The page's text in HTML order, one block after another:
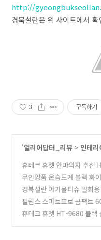
http://
경북설란은 위 사이트에서
3 구독하기
'얼리어답터_리뷰 > 인테
휴테크 휴젯 안마의자 추천
뷰
(0)
무인양품 온습도계 블랙 화
경북설란 아기물티슈 일회
경 제품
(0)
필립스 스마트프로 콤팩트
필수품
(4)
휴테크 휴젯 HT-9680 블랙